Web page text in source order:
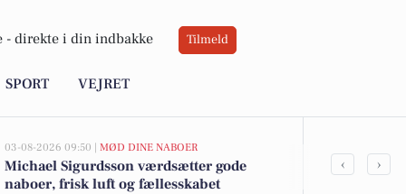
- direkte i din indbakke Tilmeld
SPORT VEJRET
03-08-2026 09:50 | MØD DINE NABOER
Michael Sigurdsson værdsætter gode
naboer, frisk luft og fællesskabet
Keld
‹ ›